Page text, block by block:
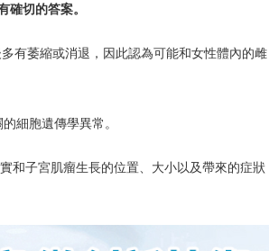
確切的答案。
有萎縮或消退，因此認為可能和女性體內的雌
細胞遺傳學異常。
和子宮肌瘤生長的位置、大小以及帶來的症狀